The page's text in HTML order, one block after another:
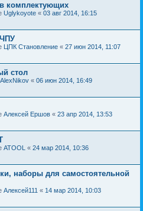
комплектующих
Uglykoyote « 03 авг 2014, 16:15
ЦПК Становление « 27 июн 2014, 11:07
стол
AlexNikov « 06 июн 2014, 16:49
Алексей Ершов « 23 апр 2014, 13:53
ATOOL « 24 мар 2014, 10:36
наборы для самостоятельной
Алексей111 « 14 мар 2014, 10:03